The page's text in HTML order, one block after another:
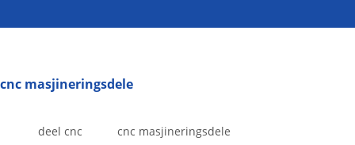
cnc masjineringsdele
deel cnc cnc masjineringsdele